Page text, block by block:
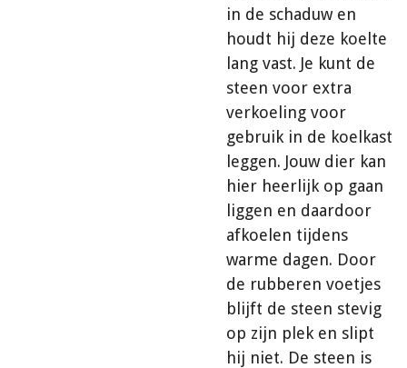
in de schaduw en
houdt hij deze koelte
lang vast. Je kunt de
steen voor extra
verkoeling voor
gebruik in de koelkast
leggen. Jouw dier kan
hier heerlijk op gaan
liggen en daardoor
afkoelen tijdens
warme dagen. Door
de rubberen voetjes
blijft de steen stevig
op zijn plek en slipt
hij niet. De steen is